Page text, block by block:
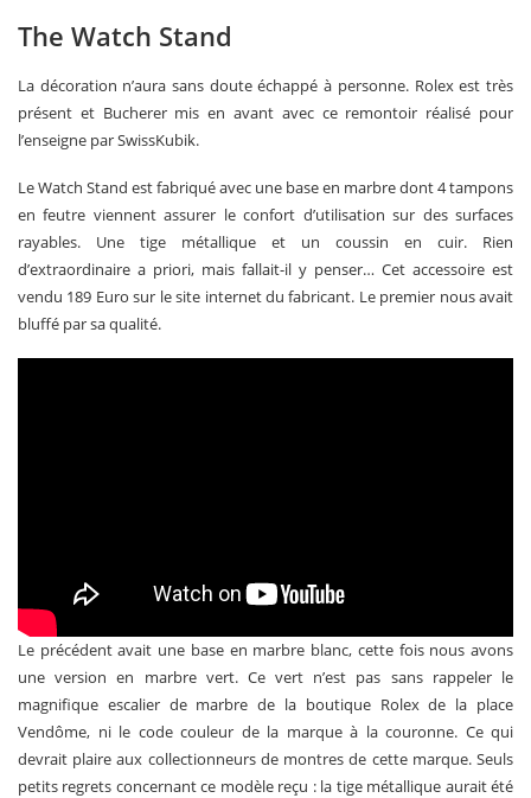
The Watch Stand
La décoration n’aura sans doute échappé à personne. Rolex est très
présent et Bucherer mis en avant avec ce remontoir réalisé pour
l’enseigne par SwissKubik.
Le Watch Stand est fabriqué avec une base en marbre dont 4 tampons
en feutre viennent assurer le confort d’utilisation sur des surfaces
rayables. Une tige métallique et un coussin en cuir. Rien
d’extraordinaire a priori, mais fallait-il y penser… Cet accessoire est
vendu 189 Euro sur le site internet du fabricant. Le premier nous avait
bluffé par sa qualité.
Le précédent avait une base en marbre blanc, cette fois nous avons
une version en marbre vert. Ce vert n’est pas sans rappeler le
magnifique escalier de marbre de la boutique Rolex de la place
Vendôme, ni le code couleur de la marque à la couronne. Ce qui
devrait plaire aux collectionneurs de montres de cette marque. Seuls
petits regrets concernant ce modèle reçu : la tige métallique aurait été